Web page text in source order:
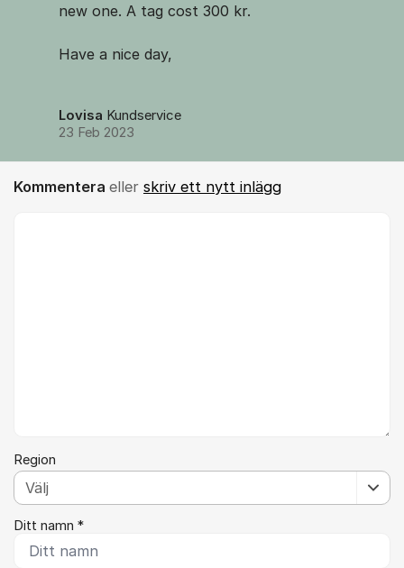
new one. A tag cost 300 kr.
Have a nice day,
Lovisa Kundservice
23 Feb 2023
Kommentera eller skriv ett nytt inlägg
Region
Ditt namn *